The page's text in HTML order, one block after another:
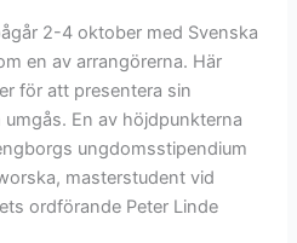
2-4 oktober med Svenska
en av arrangörerna. Här
för att presentera sin
En av höjdpunkterna
ungdomsstipendium
masterstudent vid
ordförande Peter Linde